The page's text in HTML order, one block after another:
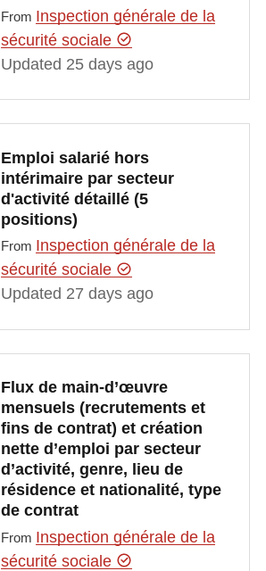
From Inspection générale de la
sécurité sociale
Updated 25 days ago
Emploi salarié hors
intérimaire par secteur
d'activité détaillé (5
positions)
From Inspection générale de la
sécurité sociale
Updated 27 days ago
Flux de main-d’œuvre
mensuels (recrutements et
fins de contrat) et création
nette d’emploi par secteur
d’activité, genre, lieu de
résidence et nationalité, type
de contrat
From Inspection générale de la
sécurité sociale